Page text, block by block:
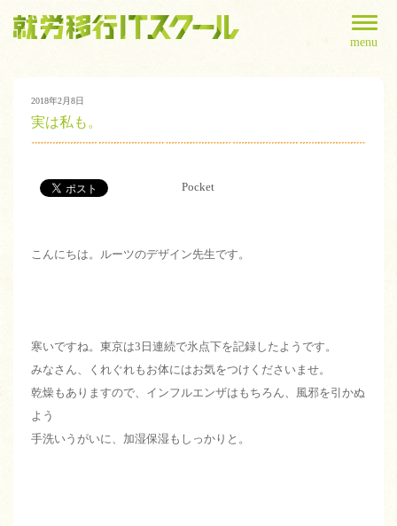
menu
2018年2月8日
実は私も。
Pocket
こんにちは。ルーツのデザイン先生です。
寒いですね。東京は3日連続で氷点下を記録したようです。
みなさん、くれぐれもお体にはお気をつけくださいませ。
乾燥もありますので、インフルエンザはもちろん、風邪を引かぬ
よう
手洗いうがいに、加湿保湿もしっかりと。